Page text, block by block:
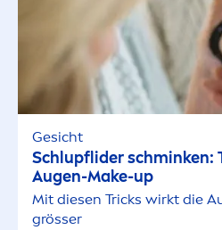
Gesicht
Schlupflider schminken:
Augen-Make-up
Mit diesen Tricks wirkt die
grösser